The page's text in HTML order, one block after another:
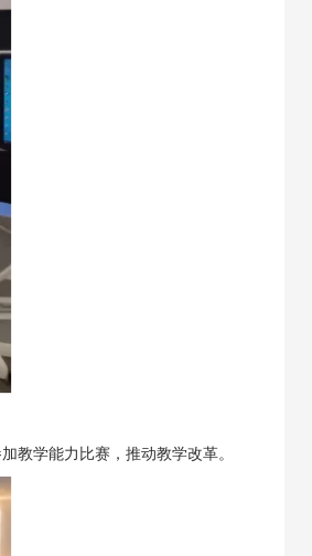
教学能力比赛，推动教学改革。